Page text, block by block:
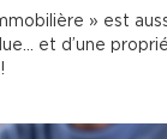
» est
et d’une